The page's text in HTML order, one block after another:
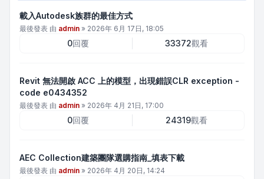
載入Autodesk族群的最佳方式
最後發表 由 admin » 2026年 6月 17日, 18:05
0回覆 33372觀看
Revit 無法開啟 ACC 上的模型，出現錯誤CLR exception -
code e0434352
最後發表 由 admin » 2026年 4月 21日, 17:00
0回覆 24319觀看
AEC Collection建築團隊選購指南_填表下載
最後發表 由 admin » 2026年 4月 20日, 14:24